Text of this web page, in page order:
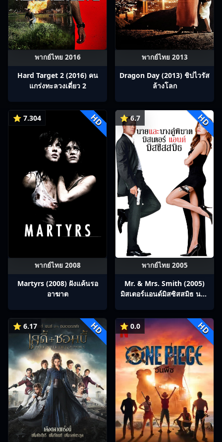
พากย์ไทย 2016
Hard Target 2 (2016) คน
แกร่งทะลวงเดี่ยว 2
พากย์ไทย 2013
Dragon Day (2013) ชิปไวรัส
ล้างโลก
⭐ 7.304 HD
พากย์ไทย 2008
Martyrs (2008) ฝังแค้นรอ
อาฆาต
⭐ 6.7 HD
พากย์ไทย 2005
Mr. & Mrs. Smith (2005)
มิสเตอร์แอนด์มิสซิสสมิธ นาย
⭐ 6.17 HD ⭐ 0.0 HD